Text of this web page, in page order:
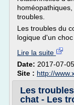
troubles.
Les troubles du
logique d'un choc
Lire la suite
Date: 2017-07-
Site : http://
Les
chat - Les